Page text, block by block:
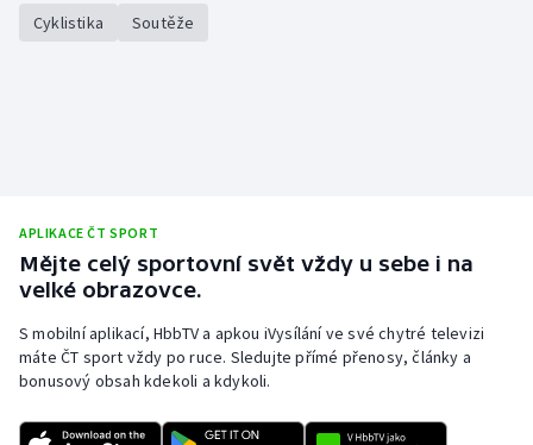
Veslování
Cyklistika Soutěže
APLIKACE ČT SPORT
Mějte celý sportovní svět vždy u sebe i na
velké obrazovce.
S mobilní aplikací, HbbTV a apkou iVysílání ve své chytré televizi
máte ČT sport vždy po ruce. Sledujte přímé přenosy, články a
bonusový obsah kdekoli a kdykoli.